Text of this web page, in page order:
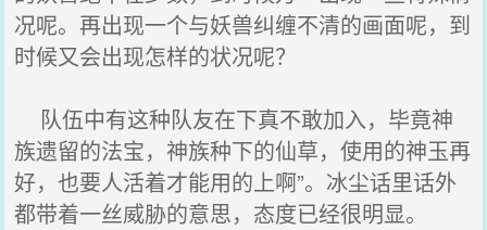
况呢。再出现一个与妖兽纠缠不清的画面呢，到
时候又会出现怎样的状况呢？
队伍中有这种队友在下真不敢加入，毕竟神
族遗留的法宝，神族种下的仙草，使用的神玉再
好，也要人活着才能用的上啊”。冰尘话里话外
都带着一丝威胁的意思，态度已经很明显。